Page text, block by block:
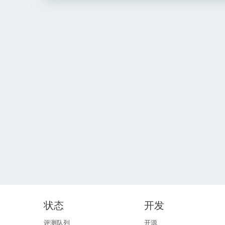
状态
评测队列
开发
开源